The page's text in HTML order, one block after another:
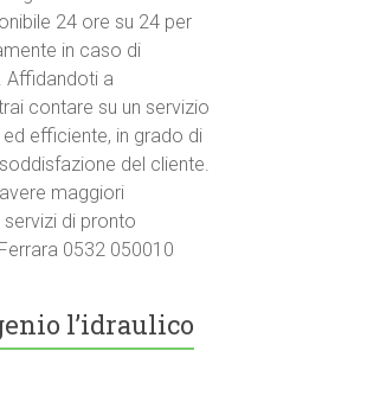
24 ore su 24 per
in caso di
Affidandoti a
contare su un servizio
efficiente, in grado di
del cliente.
maggiori
di pronto
0532 050010
l’idraulico